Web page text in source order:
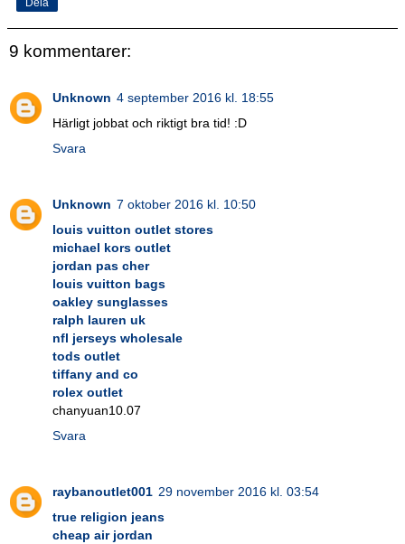
9 kommentarer:
Unknown 4 september 2016 kl. 18:55
Härligt jobbat och riktigt bra tid! :D
Svara
Unknown 7 oktober 2016 kl. 10:50
louis vuitton outlet stores
michael kors outlet
jordan pas cher
louis vuitton bags
oakley sunglasses
ralph lauren uk
nfl jerseys wholesale
tods outlet
tiffany and co
rolex outlet
chanyuan10.07
Svara
raybanoutlet001 29 november 2016 kl. 03:54
true religion jeans
cheap air jordan